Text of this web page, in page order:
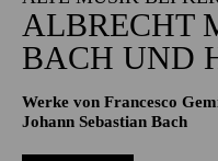
ALBRECHT
BACH UND
Werke von Francesco
Johann Sebastian Bach